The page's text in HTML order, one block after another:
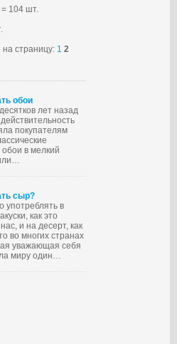
104 шт.
на страницу: 1 2
обои
лет назад
покупателям
в мелкий
сыр?
употреблять в
как это
и на десерт, как
во многих странах
уважающая себя
миру один…